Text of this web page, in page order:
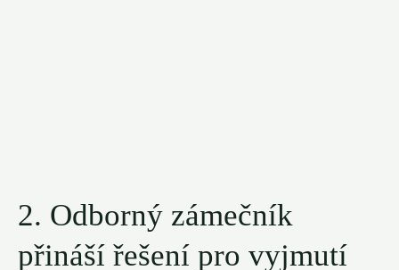
2. Odborný zámečník
přináší řešení pro vyjmutí